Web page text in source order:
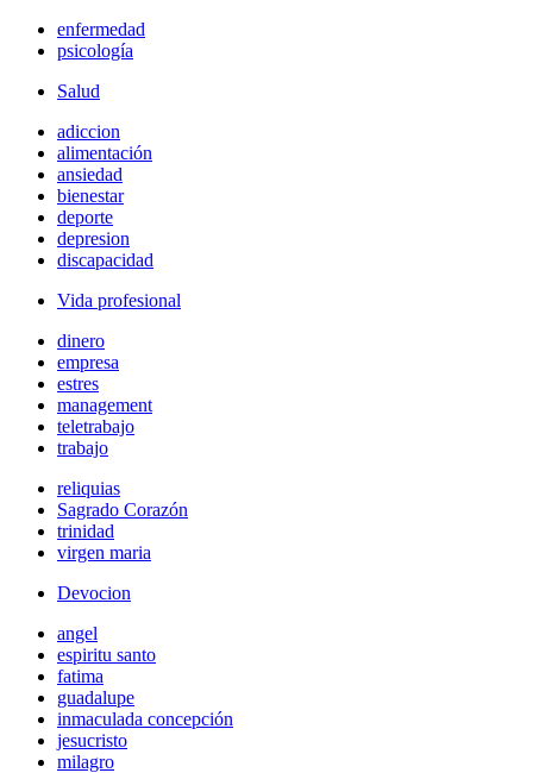
enfermedad
psicología
Salud
adiccion
alimentación
ansiedad
bienestar
deporte
depresion
discapacidad
Vida profesional
dinero
empresa
estres
management
teletrabajo
trabajo
reliquias
Sagrado Corazón
trinidad
virgen maria
Devocion
angel
espiritu santo
fatima
guadalupe
inmaculada concepción
jesucristo
milagro